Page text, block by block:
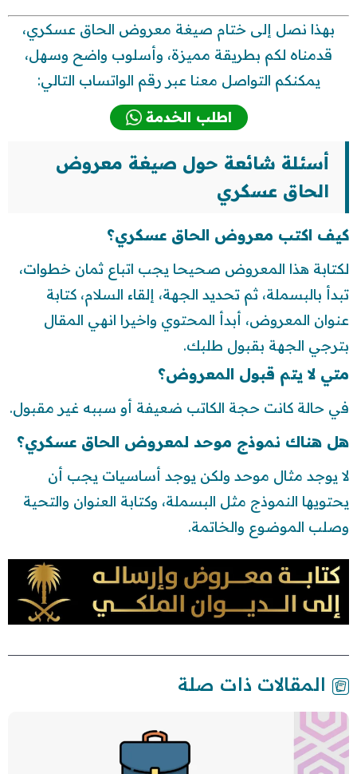
بهذا نصل إلى ختام صيغة معروض الحاق عسكري،
قدمناه لكم بطريقة مميزة، وأسلوب واضح وسهل،
يمكنكم التواصل معنا عبر رقم الواتساب التالي:
اطلب الخدمة
أسئلة شائعة حول صيغة معروض
الحاق عسكري
كيف اكتب معروض الحاق عسكري؟
لكتابة هذا المعروض صحيحا يجب اتباع ثمان خطوات،
تبدأ بالبسملة، ثم تحديد الجهة، إلقاء السلام، كتابة
عنوان المعروض، أبدأ المحتوي واخيرا انهي المقال
بترجي الجهة بقبول طلبك.
متي لا يتم قبول المعروض؟
في حالة كانت حجة الكاتب ضعيفة أو سببه غير مقبول.
هل هناك نموذج موحد لمعروض الحاق عسكري؟
لا يوجد مثال موحد ولكن يوجد أساسيات يجب أن
يحتويها النموذج مثل البسملة، وكتابة العنوان والتحية
وصلب الموضوع والخاتمة.
المقالات ذات صلة